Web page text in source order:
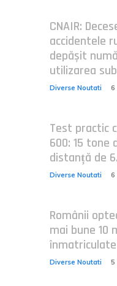
CNAIR:
accidentele
depășit
utilizarea
Diverse Noutati 6
Test practic
600: 15 tone
distanță de
Diverse Noutati 6
Românii
mai bune 10
Diverse Noutati 5